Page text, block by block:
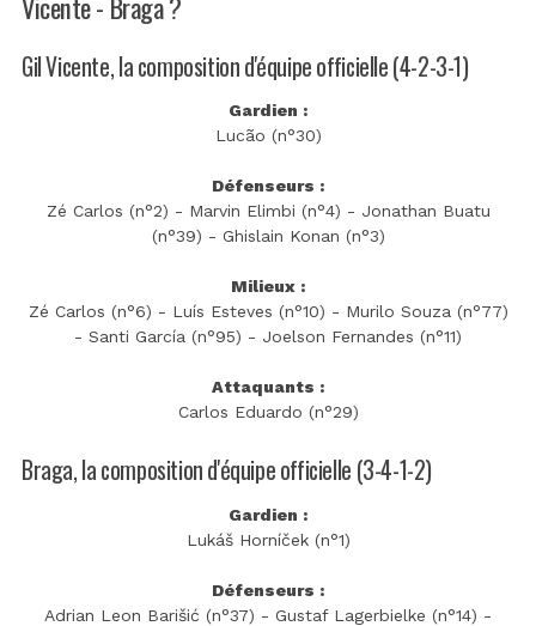
Gil Vicente, la composition d'équipe officielle (4-2-3-1)
Gardien :
Lucão (n°30)
Défenseurs :
Zé Carlos (n°2) - Marvin Elimbi (n°4) - Jonathan Buatu
(n°39) - Ghislain Konan (n°3)
Milieux :
Zé Carlos (n°6) - Luís Esteves (n°10) - Murilo Souza (n°77)
- Santi García (n°95) - Joelson Fernandes (n°11)
Attaquants :
Carlos Eduardo (n°29)
Braga, la composition d'équipe officielle (3-4-1-2)
Gardien :
Lukáš Horníček (n°1)
Défenseurs :
Adrian Leon Barišić (n°37) - Gustaf Lagerbielke (n°14) -